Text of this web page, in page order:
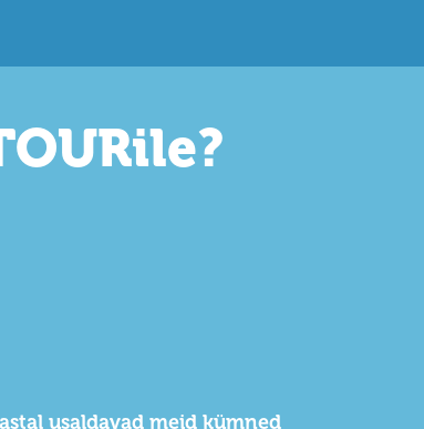
usaldavad meid kümned